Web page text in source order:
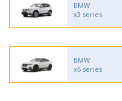
BMW
x3 series
BMW
x6 series